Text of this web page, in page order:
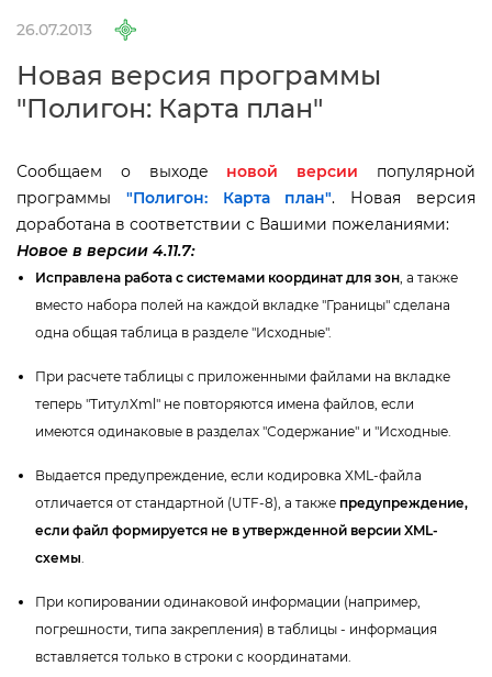
26.07.2013
Новая версия программы
"Полигон: Карта план"
Сообщаем о выходе новой версии популярной
программы "Полигон: Карта план". Новая версия
доработана в соответствии с Вашими пожеланиями:
Новое в версии 4.11.7:
Исправлена работа с системами координат для зон, а также
место набора полей на каждой вкладке "Границы" сделана
одна общая таблица в разделе "Исходные".
При расчете таблицы с приложенными файлами на вкладке
теперь "ТитулXml" не повторяются имена файлов, если
имеются одинаковые в разделах "Содержание" и "Исходные.
ыдается предупреждение, если кодировка XML-файла
отличается от стандартной (UTF-8), а также предупреждение,
если файл формируется не в утвержденной версии XML-
схемы.
При копировании одинаковой информации (например,
погрешности, типа закрепления) в таблицы - информация
ставляется только в строки с координатами.